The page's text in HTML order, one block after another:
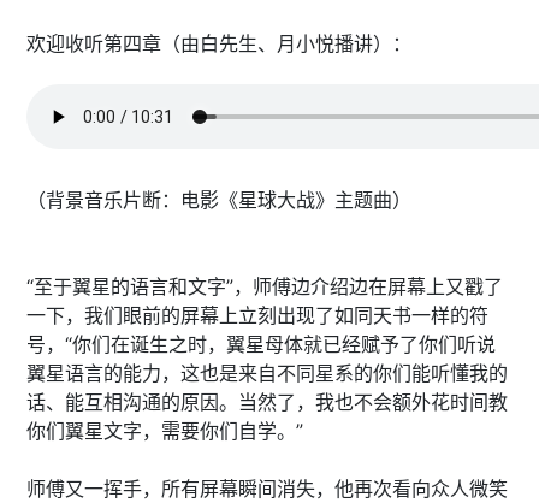
欢迎收听第四章（由白先生、月小悦播讲）：
（背景音乐片断：电影《星球大战》主题曲）
“至于翼星的语言和文字”，师傅边介绍边在屏幕上又戳了
一下，我们眼前的屏幕上立刻出现了如同天书一样的符
号，“你们在诞生之时，翼星母体就已经赋予了你们听说
翼星语言的能力，这也是来自不同星系的你们能听懂我的
话、能互相沟通的原因。当然了，我也不会额外花时间教
你们翼星文字，需要你们自学。”
师傅又一挥手，所有屏幕瞬间消失，他再次看向众人微笑